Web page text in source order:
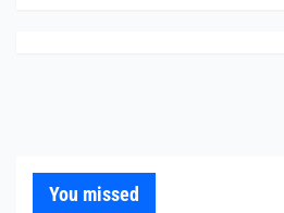
You missed